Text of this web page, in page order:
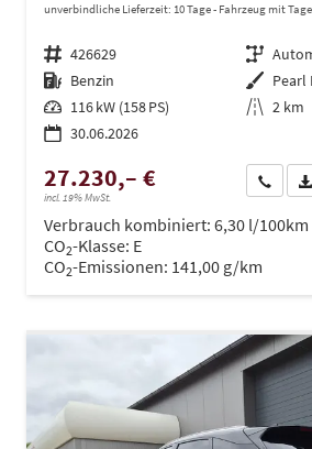
unverbindliche Lieferzeit: 10 Tage Fahrzeug mit
Fahrzeugnr. 426629 Getriebe
Kraftstoff Benzin Außenfarbe Pearl
Leistung 116 kW (158 PS) Kilometerstand 2 km
30.06.2026
27.230,– €
incl. 19% MwSt.
Wir
Verbrauch kombiniert: 6,30 l/100km
CO2-Klasse: E
CO2-Emissionen: 141,00 g/km